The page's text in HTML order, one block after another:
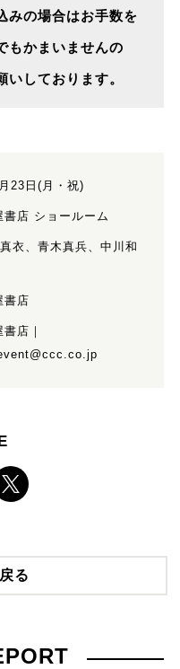
みの場合はお手数を
もかまいませんの
しております。
23日(月・祝)
書店 ショールーム
衣、青木真兵、中川和
書店
店｜
る